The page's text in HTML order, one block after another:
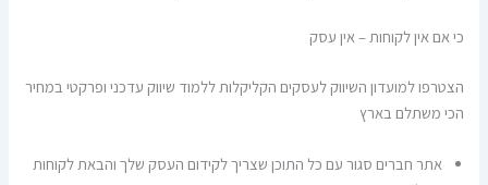
כי אם אין לקוחות – אין עסק
הצטרפו למועדון השיווק לעסקים הקליקלות ללמוד שיווק עדכני ופרקטי במחיר
הכי משתלם בארץ
אתר חברים סגור עם כל התוכן שצריך לקידום העסק שלך והבאת לקוחות